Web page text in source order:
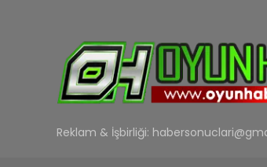
Reklam & İşbirliği: